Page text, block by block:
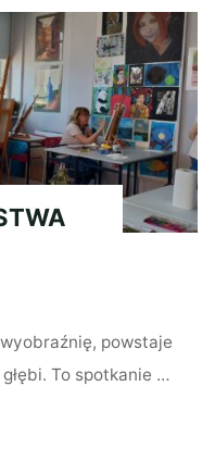
powstaje
To spotkanie …